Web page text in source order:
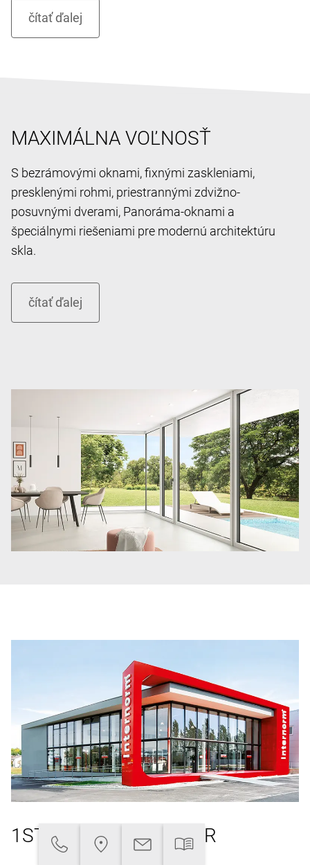
MAXIMÁLNA VOĽNOSŤ
S bezrámovými oknami, fixnými zaskleniami,
presklenými rohmi, priestrannými zdvižno-
posuvnými dverami, Panoráma-oknami a
špeciálnymi riešeniami pre modernú architektúru
skla.
1ST WINDOW PARTNER